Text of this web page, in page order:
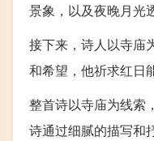
景象，以及夜晚月光
接下来，诗人以寺庙
和希望，他祈求红日
整首诗以寺庙为线索
诗通过细腻的描写和